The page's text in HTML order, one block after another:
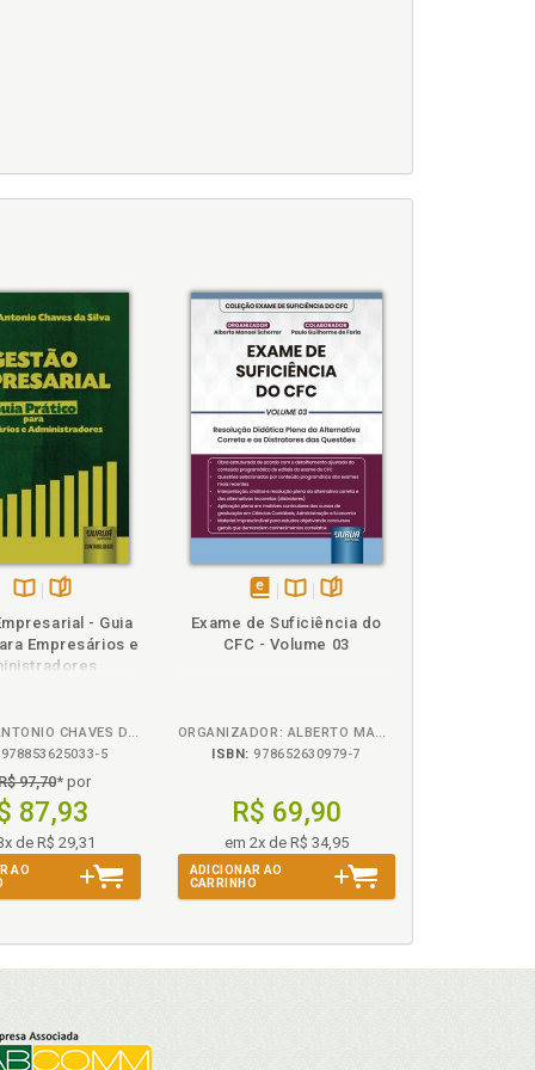
na
B.V.
- Guia
Empresários e
RODRIGO ANTONIO CHAVES DA SILVA
978853625033-5
97,70* por
87,93
de R$ 29,31
AO
em
na
Exame de Suficiência do
CFC - Volume 03
ORGANIZADOR: ALBERTO MANOEL SCHERRER - COLABORADOR: PAULO GUILHERME DE FARIA
ISBN: 978652630979-7
R$ 69,90
em 2x de R$ 34,95
ADICIONAR AO
CARRINHO